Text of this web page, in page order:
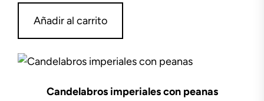
Añadir al carrito
Candelabros imperiales con peanas